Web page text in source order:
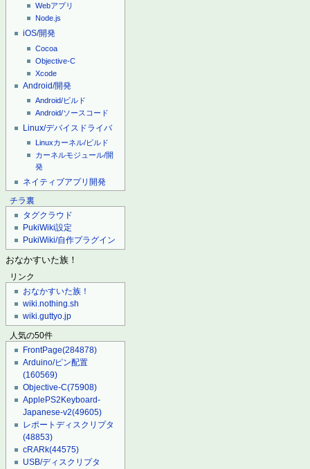
Webアプリ
Node.js
iOS/開発
Cocoa
Objective-C
Xcode
Android/開発
Android/ビルド
Android/ソースコード
Linux/デバイスドライバ
Linuxカーネル/ビルド
カーネルモジュール/開
発
ネイティブアプリ開発
チラ裏
タグクラウド
PukiWiki設定
PukiWiki/自作プラグイン
おなかすいた族！
リンク
おなかすいた族！
wiki.nothing.sh
wiki.guttyo.jp
人気の50件
FrontPage(284878)
Arduino/ピン配置
(160569)
Objective-C(75908)
ApplePS2Keyboard-
Japanese-v2(49605)
レポートディスクリプタ
(48853)
cRARk(44575)
USB/ディスクリプタ